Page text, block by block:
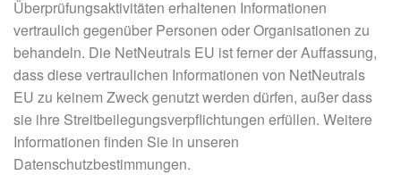
Überprüfungsaktivitäten erhaltenen Informationen
vertraulich gegenüber Personen oder Organisationen zu
behandeln. Die NetNeutrals EU ist ferner der Auffassung,
dass diese vertraulichen Informationen von NetNeutrals
EU zu keinem Zweck genutzt werden dürfen, außer dass
sie ihre Streitbeilegungsverpflichtungen erfüllen. Weitere
Informationen finden Sie in unseren
Datenschutzbestimmungen.